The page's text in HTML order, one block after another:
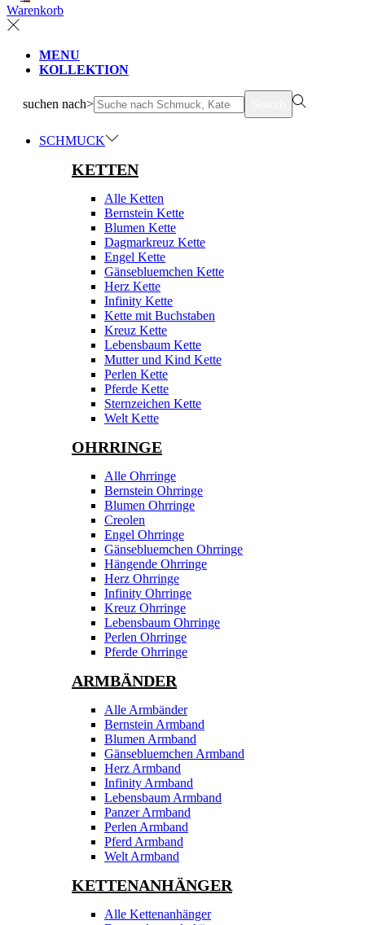
Warenkorb
MENU
KOLLEKTION
suchen nach>
SCHMUCK
KETTEN
Alle Ketten
Bernstein Kette
Blumen Kette
Dagmarkreuz Kette
Engel Kette
Gänsebluemchen Kette
Herz Kette
Infinity Kette
Kette mit Buchstaben
Kreuz Kette
Lebensbaum Kette
Mutter und Kind Kette
Perlen Kette
Pferde Kette
Sternzeichen Kette
Welt Kette
OHRRINGE
Alle Ohrringe
Bernstein Ohrringe
Blumen Ohrringe
Creolen
Engel Ohrringe
Gänsebluemchen Ohrringe
Hängende Ohrringe
Herz Ohrringe
Infinity Ohrringe
Kreuz Ohrringe
Lebensbaum Ohrringe
Perlen Ohrringe
Pferde Ohrringe
ARMBÄNDER
Alle Armbänder
Bernstein Armband
Blumen Armband
Gänsebluemchen Armband
Herz Armband
Infinity Armband
Lebensbaum Armband
Panzer Armband
Perlen Armband
Pferd Armband
Welt Armband
KETTENANHÄNGER
Alle Kettenanhänger